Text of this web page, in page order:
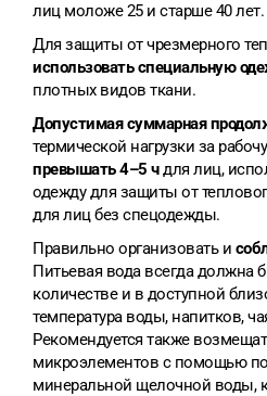
лиц моложе 25 и старше 40 лет.
Для защиты от чрезмерного
использовать специальную
плотных видов ткани.
Допустимая суммарная
термической нагрузки за
превышать 4–5 чдля лиц,
одежду для защиты от
для лиц без спецодежды.
Правильно организовать и
Питьевая вода всегда должна
количестве и в доступной
температура воды, напитков,
Рекомендуется также
микроэлементов с помощью
минеральной щелочной воды,